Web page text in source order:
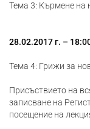
Тема 3: Кърмене на
28.02.2017 г. –
Тема 4: Грижи за
Присъствието на
записване на
посещение на